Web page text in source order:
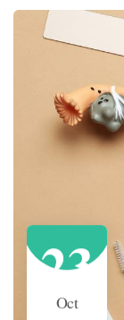
23
Oct